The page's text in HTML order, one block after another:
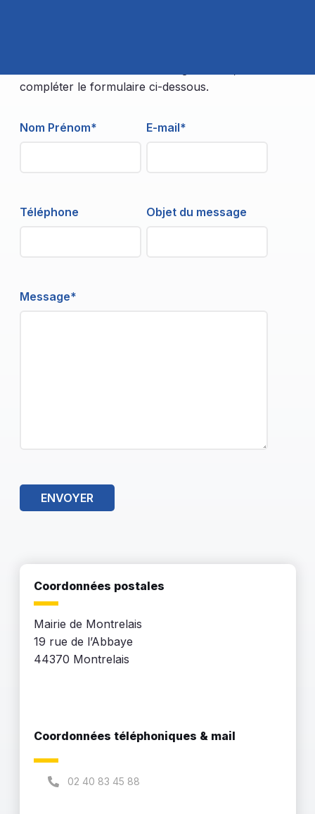
compléter le formulaire ci-dessous.
Nom Prénom* E-mail*
Téléphone Objet du message
Message*
ENVOYER
Coordonnées postales
Mairie de Montrelais
19 rue de l’Abbaye
44370 Montrelais
Coordonnées téléphoniques & mail
02 40 83 45 88